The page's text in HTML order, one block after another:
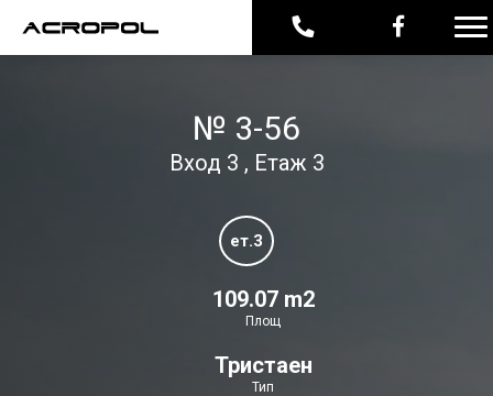
№ 3-56
Вход 3 , Етаж 3
ет.3
109.07 m2
Площ
Тристаен
Тип